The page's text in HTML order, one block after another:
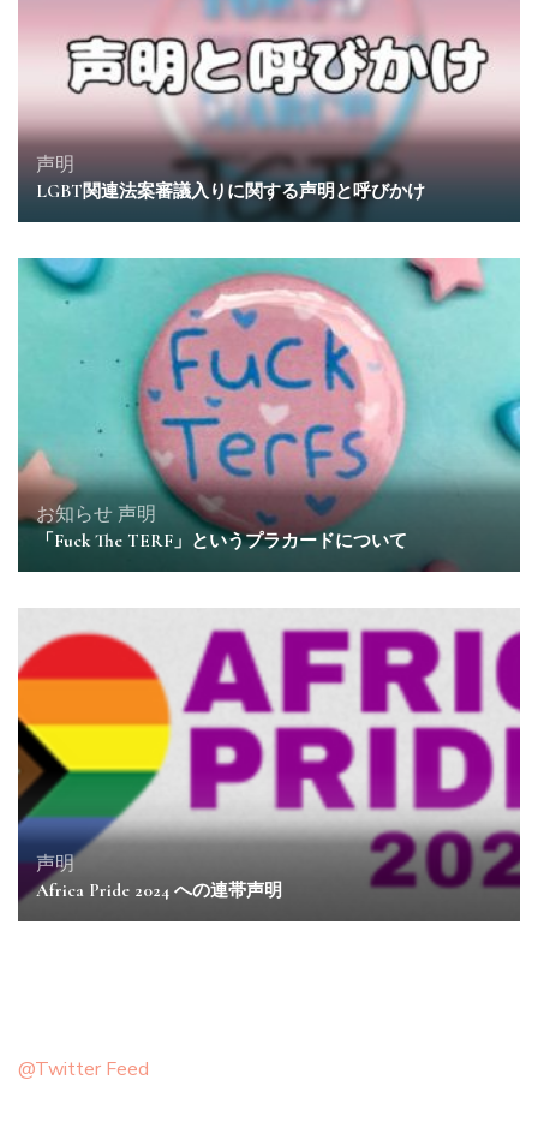
声明
LGBT関連法案審議入りに関する声明と呼びかけ
お知らせ声明
「Fuck The TERF」というプラカードについて
声明
Africa Pride 2024 への連帯声明
@Twitter Feed